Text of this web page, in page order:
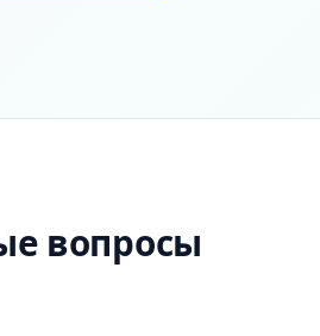
вопросы